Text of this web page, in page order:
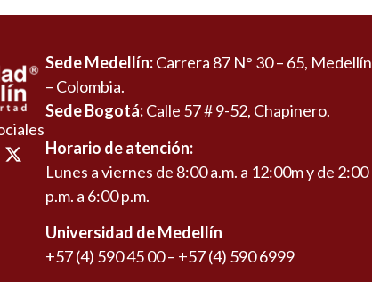
Sede Medellín:Carrera 87 N° 30 – 65, Medellín
– Colombia.
Sede Bogotá:Calle 57 # 9-52, Chapinero.
Horario de atención:
Lunes a viernes de 8:00 a.m. a 12:00m y de 2:00
p.m. a 6:00 p.m.
Universidad de Medellín
+57 (4) 590 45 00 – +57 (4) 590 6999